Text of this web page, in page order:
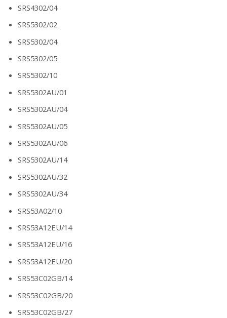
SRS4302/04
SRS5302/02
SRS5302/04
SRS5302/05
SRS5302/10
SRS5302AU/01
SRS5302AU/04
SRS5302AU/05
SRS5302AU/06
SRS5302AU/14
SRS5302AU/32
SRS5302AU/34
SRS53A02/10
SRS53A12EU/14
SRS53A12EU/16
SRS53A12EU/20
SRS53C02GB/14
SRS53C02GB/20
SRS53C02GB/27